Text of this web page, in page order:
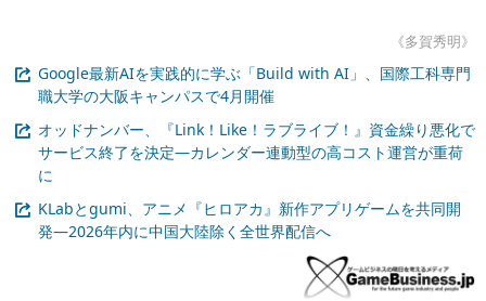
《多賀秀明》
Google最新AIを実践的に学ぶ「Build with AI」、国際工科専門
職大学の大阪キャンパスで4月開催
オッドナンバー、『Link！Like！ラブライブ！』資金繰り悪化で
サービス終了を決定―カレンダー連動型の高コスト運営が重荷
に
KLabとgumi、アニメ『ヒロアカ』新作アプリゲームを共同開
発―2026年内に中国大陸除く全世界配信へ